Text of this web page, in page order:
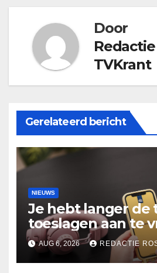
Door
Redactie
TVKrant
Gerelateerd bericht
NIEUWS
Je hebt langer de
toeslagen aan te
2025
AUG 6, 2026 REDACTIE